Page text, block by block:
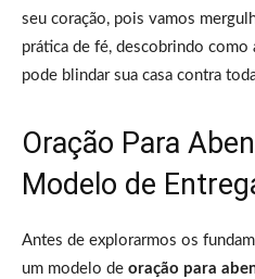
seu coração, pois vamos
prática de fé, descobrindo como
pode blindar sua casa contra
Oração Para
Modelo de
Antes de explorarmos os
um modelo de oração para